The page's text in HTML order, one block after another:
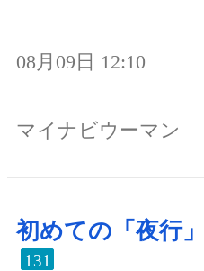
08月09日 12:10
マイナビウーマン
初めての「夜行
131